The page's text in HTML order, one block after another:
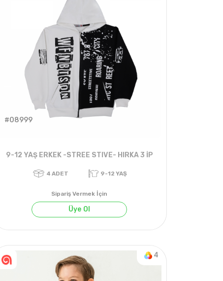
#08999
9-12 YAŞ ERKEK -STREE STIVE- HIRKA 3 İP
Sipariş Vermek İçin
Üye Ol
4